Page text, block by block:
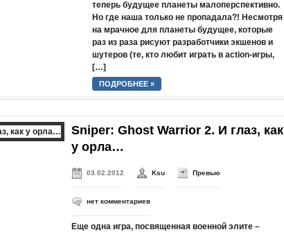
теперь будущее планеты малоперспективно.
Но где наша только не пропадала?! Несмотря
на мрачное для планеты будущее, которые
раз из раза рисуют разработчики экшенов и
шутеров (те, кто любит играть в action-игры,
[…]
ПОДРОБНЕЕ »
Sniper: Ghost Warrior 2. И глаз, как
у орла…
03.02.2012 Ksu Превью
нет комментариев
Еще одна игра, посвященная военной элите –